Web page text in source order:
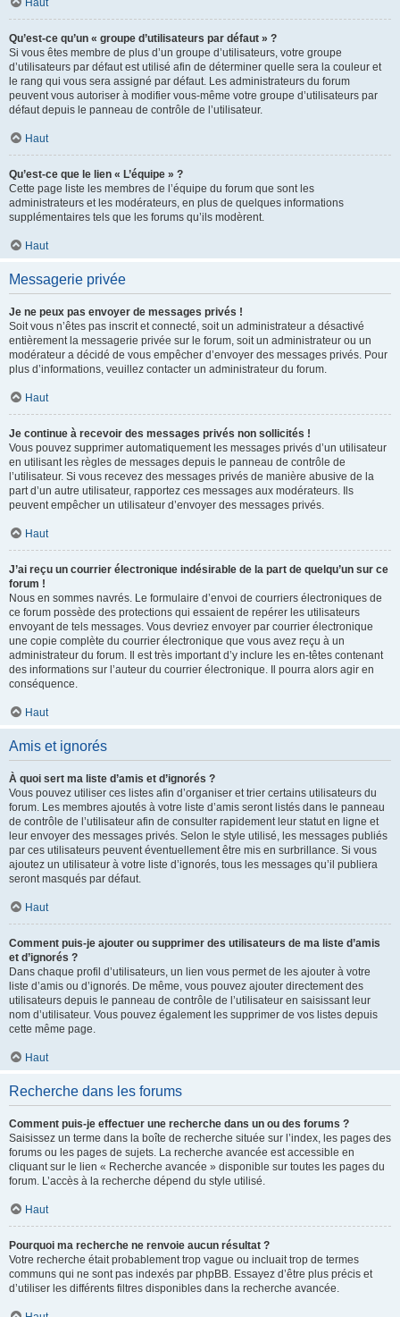
Haut
Qu’est-ce qu’un « groupe d’utilisateurs par défaut » ?
Si vous êtes membre de plus d’un groupe d’utilisateurs, votre groupe
d’utilisateurs par défaut est utilisé afin de déterminer quelle sera la couleur et
le rang qui vous sera assigné par défaut. Les administrateurs du forum
peuvent vous autoriser à modifier vous-même votre groupe d’utilisateurs par
défaut depuis le panneau de contrôle de l’utilisateur.
Haut
Qu’est-ce que le lien « L’équipe » ?
Cette page liste les membres de l’équipe du forum que sont les
administrateurs et les modérateurs, en plus de quelques informations
supplémentaires tels que les forums qu’ils modèrent.
Haut
Messagerie privée
Je ne peux pas envoyer de messages privés !
Soit vous n’êtes pas inscrit et connecté, soit un administrateur a désactivé
entièrement la messagerie privée sur le forum, soit un administrateur ou un
modérateur a décidé de vous empêcher d’envoyer des messages privés. Pour
plus d’informations, veuillez contacter un administrateur du forum.
Haut
Je continue à recevoir des messages privés non sollicités !
Vous pouvez supprimer automatiquement les messages privés d’un utilisateur
en utilisant les règles de messages depuis le panneau de contrôle de
l’utilisateur. Si vous recevez des messages privés de manière abusive de la
part d’un autre utilisateur, rapportez ces messages aux modérateurs. Ils
peuvent empêcher un utilisateur d’envoyer des messages privés.
Haut
J’ai reçu un courrier électronique indésirable de la part de quelqu’un sur ce
forum !
Nous en sommes navrés. Le formulaire d’envoi de courriers électroniques de
ce forum possède des protections qui essaient de repérer les utilisateurs
envoyant de tels messages. Vous devriez envoyer par courrier électronique
une copie complète du courrier électronique que vous avez reçu à un
administrateur du forum. Il est très important d’y inclure les en-têtes contenant
des informations sur l’auteur du courrier électronique. Il pourra alors agir en
conséquence.
Haut
Amis et ignorés
À quoi sert ma liste d’amis et d’ignorés ?
Vous pouvez utiliser ces listes afin d’organiser et trier certains utilisateurs du
forum. Les membres ajoutés à votre liste d’amis seront listés dans le panneau
de contrôle de l’utilisateur afin de consulter rapidement leur statut en ligne et
leur envoyer des messages privés. Selon le style utilisé, les messages publiés
par ces utilisateurs peuvent éventuellement être mis en surbrillance. Si vous
ajoutez un utilisateur à votre liste d’ignorés, tous les messages qu’il publiera
seront masqués par défaut.
Haut
Comment puis-je ajouter ou supprimer des utilisateurs de ma liste d’amis
et d’ignorés ?
Dans chaque profil d’utilisateurs, un lien vous permet de les ajouter à votre
liste d’amis ou d’ignorés. De même, vous pouvez ajouter directement des
utilisateurs depuis le panneau de contrôle de l’utilisateur en saisissant leur
nom d’utilisateur. Vous pouvez également les supprimer de vos listes depuis
cette même page.
Haut
Recherche dans les forums
Comment puis-je effectuer une recherche dans un ou des forums ?
Saisissez un terme dans la boîte de recherche située sur l’index, les pages des
forums ou les pages de sujets. La recherche avancée est accessible en
cliquant sur le lien « Recherche avancée » disponible sur toutes les pages du
forum. L’accès à la recherche dépend du style utilisé.
Haut
Pourquoi ma recherche ne renvoie aucun résultat ?
Votre recherche était probablement trop vague ou incluait trop de termes
communs qui ne sont pas indexés par phpBB. Essayez d’être plus précis et
d’utiliser les différents filtres disponibles dans la recherche avancée.